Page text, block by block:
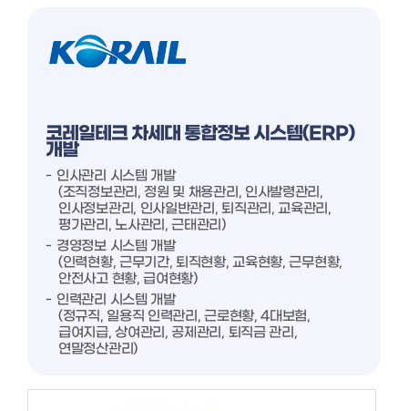
코레일테크 차세대 통합정보 시스템(ERP)
개발
인사관리 시스템 개발
(조직정보관리, 정원 및 채용관리, 인사발령관리,
인사정보관리, 인사일반관리, 퇴직관리, 교육관리,
평가관리, 노사관리, 근태관리)
경영정보 시스템 개발
(인력현황, 근무기간, 퇴직현황, 교육현황, 근무현황,
안전사고 현황, 급여현황)
인력관리 시스템 개발
(정규직, 일용직 인력관리, 근로현황, 4대보험,
급여지급, 상여관리, 공제관리, 퇴직금 관리,
연말정산관리)